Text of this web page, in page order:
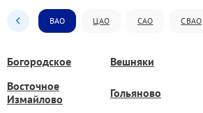
ВАО ЦАО САО СВАО
Богородское Вешняки
Восточное
Измайлово
Гольяново